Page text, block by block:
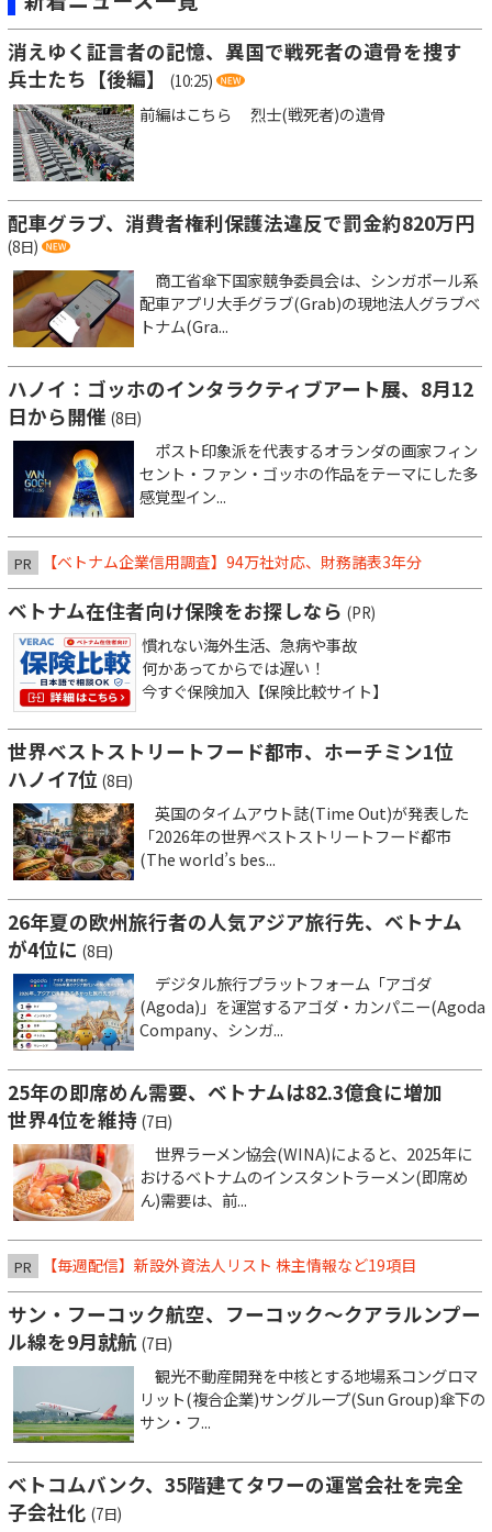
消えゆく証言者の記憶、異国で戦死者の遺骨を捜す
兵士たち【後編】
(10:25)
前編はこちら 烈士(戦死者)の遺骨
配車グラブ、消費者権利保護法違反で罰金約820万円
(8日)
商工省傘下国家競争委員会は、シンガポール系
配車アプリ大手グラブ(Grab)の現地法人グラブベ
トナム(Gra...
ハノイ：ゴッホのインタラクティブアート展、8月12
日から開催 (8日)
ポスト印象派を代表するオランダの画家フィン
セント・ファン・ゴッホの作品をテーマにした多
感覚型イン...
PR 【ベトナム企業信用調査】94万社対応、財務諸表3年分
ベトナム在住者向け保険をお探しなら (PR)
慣れない海外生活、急病や事故
何かあってからでは遅い！
今すぐ保険加入【保険比較サイト】
世界ベストストリートフード都市、ホーチミン1位
ハノイ7位 (8日)
英国のタイムアウト誌(Time Out)が発表した
「2026年の世界ベストストリートフード都市
(The world’s bes...
26年夏の欧州旅行者の人気アジア旅行先、ベトナム
が4位に (8日)
デジタル旅行プラットフォーム「アゴダ
(Agoda)」を運営するアゴダ・カンパニー(Agoda
Company、シンガ...
25年の即席めん需要、ベトナムは82.3億食に増加
世界4位を維持 (7日)
世界ラーメン協会(WINA)によると、2025年に
おけるベトナムのインスタントラーメン(即席め
ん)需要は、前...
PR 【毎週配信】新設外資法人リスト 株主情報など19項目
サン・フーコック航空、フーコック～クアラルンプー
ル線を9月就航 (7日)
観光不動産開発を中核とする地場系コングロマ
リット(複合企業)サングループ(Sun Group)傘下の
サン・フ...
ベトコムバンク、35階建てタワーの運営会社を完全
子会社化 (7日)